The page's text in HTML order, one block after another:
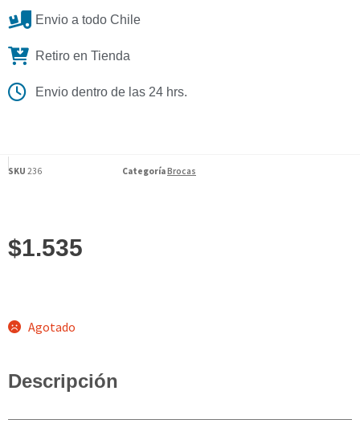
Envio a todo Chile
Retiro en Tienda
Envio dentro de las 24 hrs.
SKU 236 CategoríaBrocas
$1.535
Agotado
Descripción